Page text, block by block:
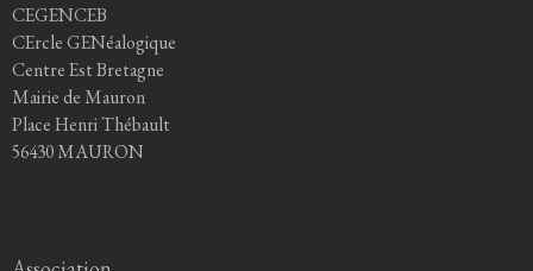
CEGENCEB
CErcle GENéalogique
Centre Est Bretagne
Mairie de Mauron
Place Henri Thébault
56430 MAURON